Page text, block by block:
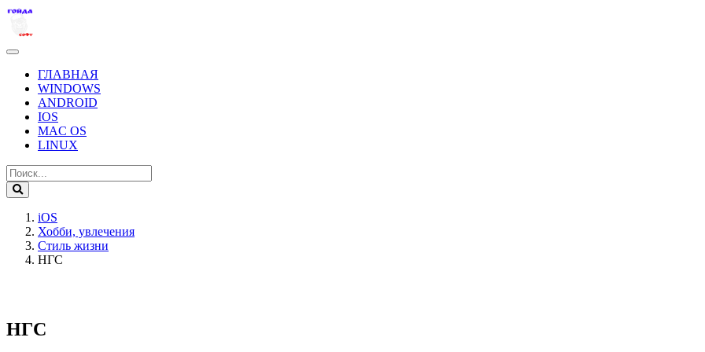
ГЛАВНАЯ
WINDOWS
ANDROID
IOS
MAC OS
LINUX
iOS
Хобби, увлечения
Стиль жизни
НГС
НГС